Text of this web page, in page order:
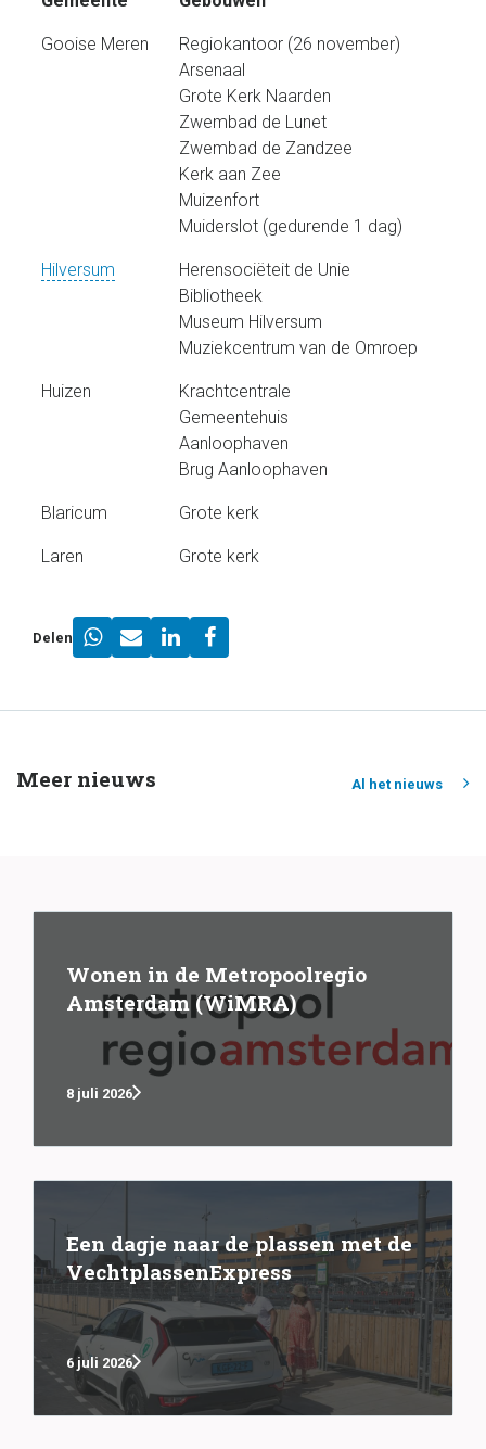
Gooise Meren
Regiokantoor (26 november)
Arsenaal
Grote Kerk Naarden
Zwembad de Lunet
Zwembad de Zandzee
Kerk aan Zee
Muizenfort
Muiderslot (gedurende 1 dag)
Hilversum
Herensociëteit de Unie
Bibliotheek
Museum Hilversum
Muziekcentrum van de Omroep
Huizen
Krachtcentrale
Gemeentehuis
Aanloophaven
Brug Aanloophaven
Blaricum Grote kerk
Laren Grote kerk
Delen
Meer nieuws Al het nieuws
Wonen in de Metropoolregio
Amsterdam (WiMRA)
8 juli 2026
Een dagje naar de plassen met de
VechtplassenExpress
6 juli 2026